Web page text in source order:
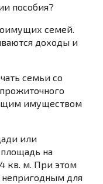
пособия?
семей.
доходы и
семьи со
имуществом
или
на
кв. м. При этом
для